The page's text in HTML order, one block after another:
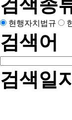
검색종
현행자치법규
검색어
검색일